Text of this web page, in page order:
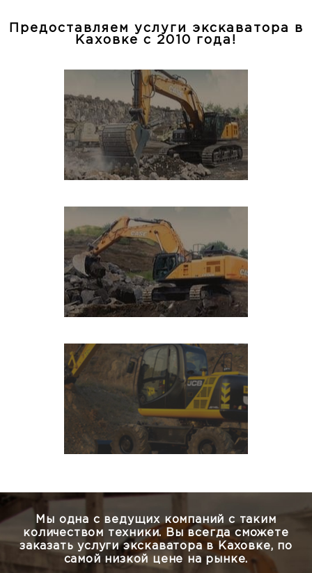
Предоставляем услуги экскаватора в
Каховке с 2010 года!
Мы одна с ведущих компаний с таким
количеством техники. Вы всегда сможете
заказать услуги экскаватора в Каховке, по
самой низкой цене на рынке.